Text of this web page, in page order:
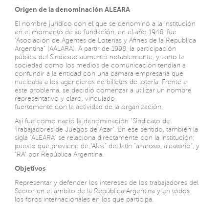
Origen de la denominación ALEARA
El nombre jurídico con el que se denominó a la institución
en el momento de su fundación, en el año 1946, fue
"Asociación de Agentes de Loterías y Afines de la Republica
Argentina" (AALARA). A partir de 1998, la participación
pública del Sindicato aumentó notablemente, y tanto la
sociedad como los medios de comunicación tendían a
confundir a la entidad con una cámara empresaria que
nucleaba a los agencieros de billetes de lotería. Frente a
este problema, se decidió comenzar a utilizar un nombre
representativo y claro, vinculado
fuertemente con la actividad de la organización.
Así fue como nació la denominación "Sindicato de
Trabajadores de Juegos de Azar". En ese sentido, también la
sigla "ALEARA" se relaciona directamente con la institución;
puesto que proviene de "Alea" del latín "azaroso, aleatorio", y
"RA" por República Argentina.
Objetivos
Representar y defender los intereses de los trabajadores del
Sector en el ámbito de la República Argentina y en todos
los foros internacionales en los que participa.